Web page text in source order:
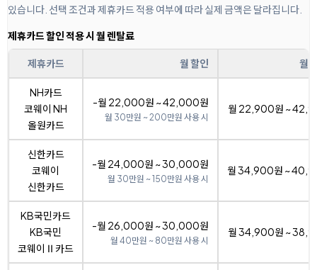
있습니다. 선택 조건과 제휴카드 적용 여부에 따라 실제 금액은 달라집니다.
제휴카드 할인 적용 시 월 렌탈료
제휴카드 월 할인 월
NH카드
코웨이 NH
올원카드
-월 22,000원 ~ 42,000원
월 30만원 ~ 200만원 사용 시
월 22,900원 ~
신한카드
코웨이
신한카드
-월 24,000원 ~ 30,000원
월 30만원 ~ 150만원 사용 시
월 34,900원 ~
KB국민카드
KB국민
코웨이Ⅱ카드
-월 26,000원 ~ 30,000원
월 40만원 ~ 80만원 사용 시
월 34,900원 ~